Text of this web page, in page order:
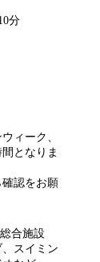
分
ィーク、
となりま
認をお願
合施設
スイミン